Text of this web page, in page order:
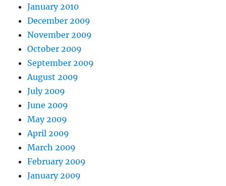
January 2010
December 2009
November 2009
October 2009
September 2009
August 2009
July 2009
June 2009
May 2009
April 2009
March 2009
February 2009
January 2009